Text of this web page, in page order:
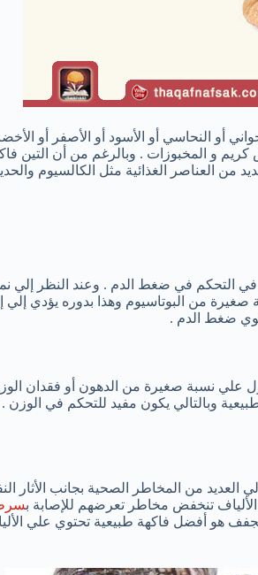
أو النحاسي أو الأسود أو الأصفر أو
كريم و المخبوزات . وبالرغم من أن التين
العناصر الغذائية مثل الكالسيوم
في التحكم في ضغط الدم . وعند النظر إلي
من البوتاسيوم وهذا بدوره يؤدي إلي
ضغط الدم .
علي نسبة صغيرة من الدهون أو فقدان
وبالتالي يكون مفيد للتحكم في
من المخاطر الصحية بجانب الأثار
الألياف تنخفض مخاطر تعرضهم للإصابة ب
المجفف هو أفضل فاكهة طبيعية تحتوي علي